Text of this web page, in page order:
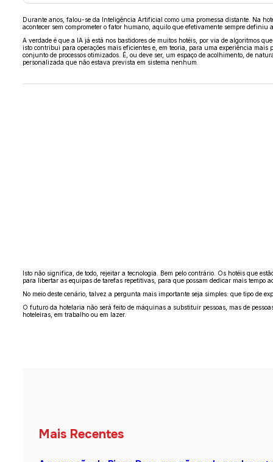
Durante anos, falou-se da Inteligência Artificial como uma promessa distante. Na
acontecer sem comprometer o fator humano, aquilo que efetivamente sempre definiu
A verdade é que a IA já está nos bastidores de muitos hotéis, por via de algoritmos
isto contribui para operações mais eficientes e, em teoria, para uma experiência
conjunto de processos otimizados. É, ou deve ser, um espaço de acolhimento, de
personalizada que não estava prevista em sistema nenhum.
Isto não significa, de todo, rejeitar a tecnologia. Bem pelo contrário. Os hotéis que
para libertar as equipas de tarefas repetitivas, para que possam dedicar mais tempo
No meio deste cenário, talvez a pergunta mais importante seja simples: que tipo de
O futuro da hotelaria não será feito de máquinas a substituir pessoas, mas de
hoteleiras, em trabalho ou em lazer.
Mais Recentes